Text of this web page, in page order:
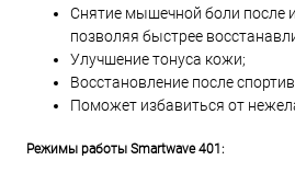
Снятие мышечной боли после
позволяя быстрее
Улучшение тонуса кожи;
Восстановление после
Поможет избавиться от
Режимы работы Smartwave 401: